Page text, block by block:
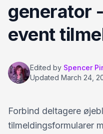
generator
event
Edited by Spencer
Updated March 24,
Forbind deltagere
tilmeldingsformularer